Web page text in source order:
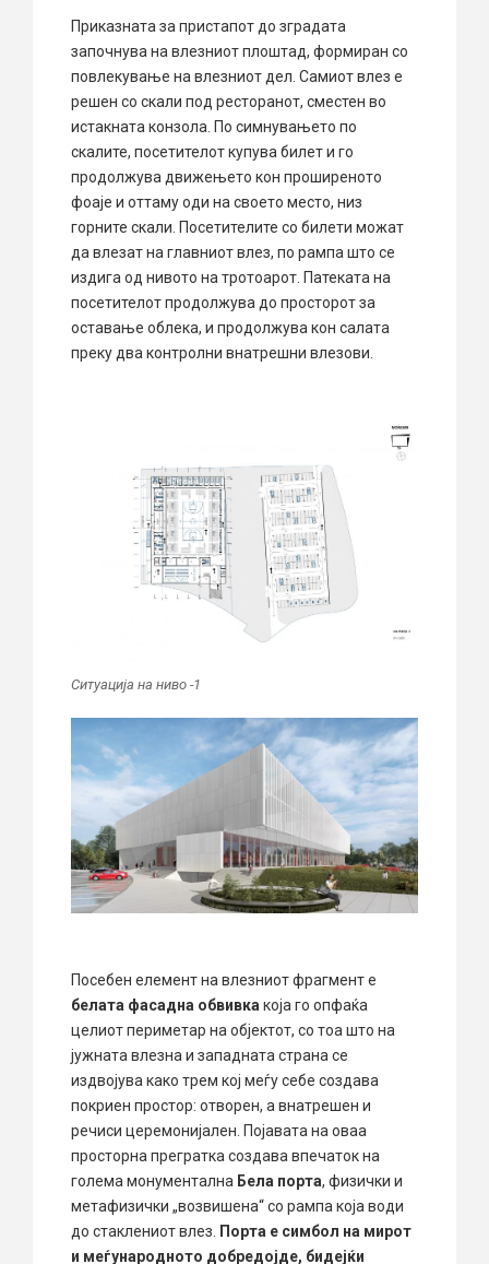
Приказната за пристапот до зградата
започнува на влезниот плоштад, формиран со
повлекување на влезниот дел. Самиот влез е
решен со скали под ресторанот, сместен во
истакната конзола. По симнувањето по
скалите, посетителот купува билет и го
продолжува движењето кон проширеното
фоаје и оттаму оди на своето место, низ
горните скали. Посетителите со билети можат
да влезат на главниот влез, по рампа што се
издига од нивото на тротоарот. Патеката на
посетителот продолжува до просторот за
оставање облека, и продолжува кон салата
преку два контролни внатрешни влезови.
Ситуација на ниво -1
Посебен елемент на влезниот фрагмент е
белата фасадна обвивка која го опфаќа
целиот периметар на објектот, со тоа што на
јужната влезна и западната страна се
издвојува како трем кој меѓу себе создава
покриен простор: отворен, а внатрешен и
речиси церемонијален. Појавата на оваа
просторна прегратка создава впечаток на
голема монументална Бела порта, физички и
метафизички „возвишена“ со рампа која води
до стаклениот влез.
Порта е симбол на мирот
и меѓународното добредојде, бидејќи